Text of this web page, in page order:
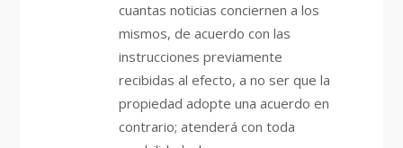
cuantas noticias conciernen a los
mismos, de acuerdo con las
instrucciones previamente
recibidas al efecto, a no ser que la
propiedad adopte una acuerdo en
contrario; atenderá con toda